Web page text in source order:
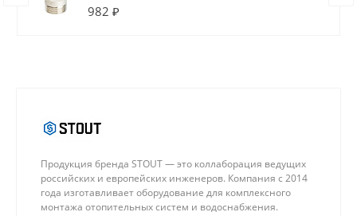
982 ₽
Продукция бренда STOUT — это коллаборация ведущих
российских и европейских инженеров. Компания с 2014
года изготавливает оборудование для комплексного
монтажа отопительных систем и водоснабжения.